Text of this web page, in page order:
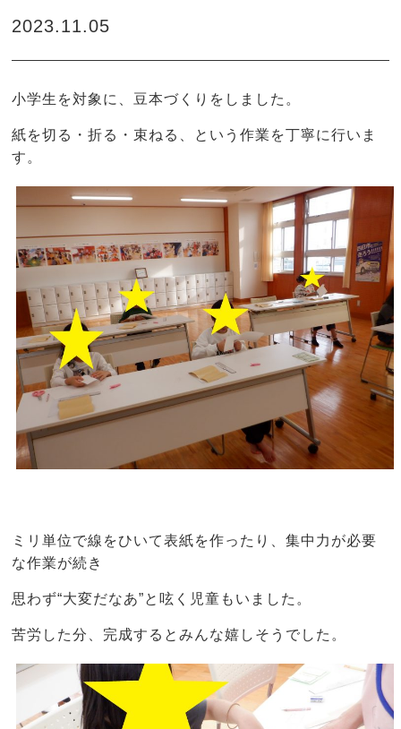
2023.11.05
小学生を対象に、豆本づくりをしました。
紙を切る・折る・束ねる、という作業を丁寧に行いま
す。
ミリ単位で線をひいて表紙を作ったり、集中力が必要
な作業が続き
思わず“大変だなあ”と呟く児童もいました。
苦労した分、完成するとみんな嬉しそうでした。